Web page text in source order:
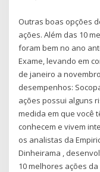
Outras boas opções
ações. Além das 10
foram bem no ano
Exame, levando em
de janeiro a
desempenhos:
ações possui alguns
medida em que você
conhecem e vivem
os analistas da
Dinheirama ,
10 melhores ações